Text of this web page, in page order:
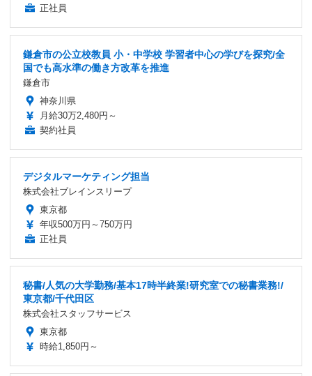
正社員
鎌倉市の公立校教員 小・中学校 学習者中心の学びを探究/全
国でも高水準の働き方改革を推進
鎌倉市
神奈川県
月給30万2,480円～
契約社員
デジタルマーケティング担当
株式会社ブレインスリープ
東京都
年収500万円～750万円
正社員
秘書/人気の大学勤務/基本17時半終業!研究室での秘書業務!/
東京都/千代田区
株式会社スタッフサービス
東京都
時給1,850円～